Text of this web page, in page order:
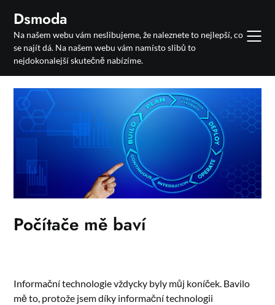
content
Dsmoda
Na našem webu vám neslibujeme, že naleznete to nejlepší, co
se najít dá. Na našem webu vám namísto slibů to
nejdokonalejší skutečně nabízíme.
Počítače mě baví
Informační technologie vždycky byly můj koníček. Bavilo
mě to, protože jsem díky informační technologii